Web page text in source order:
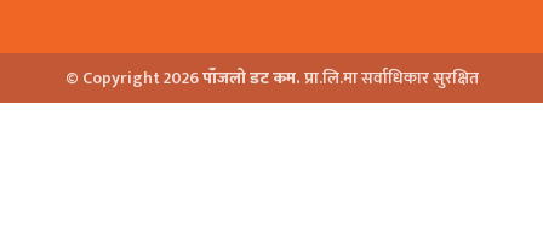
© Copyright 2026पाँजलो डट कम.प्रा.लि.मा सर्वाधिकार सुरक्षित